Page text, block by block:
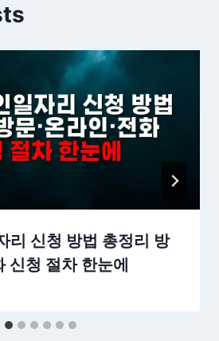
리 신청 방법 총정리 방
신청 절차 한눈에